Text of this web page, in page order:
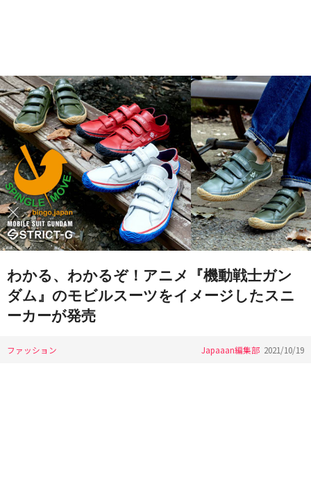
わかる、わかるぞ！アニメ『機動戦士ガン
ダム』のモビルスーツをイメージしたスニ
ーカーが発売
ファッション Japaaan編集部 2021/10/19